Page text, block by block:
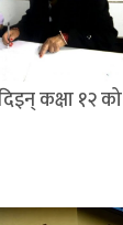
कक्षा १२ को